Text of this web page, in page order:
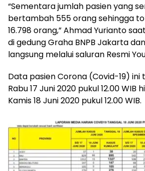
“Sementara jumlah pasien yang
bertambah 555 orang sehingga
16.798 orang,” Ahmad Yurianto
di gedung Graha BNPB Jakarta
langsung melalui saluran Resmi
Data pasien Corona (Covid-19)
Rabu 17 Juni 2020 pukul 12.00 WIB
Kamis 18 Juni 2020 pukul 12.00 WIB.